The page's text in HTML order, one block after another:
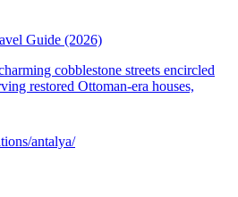
Guide (2026)
cobblestone streets encircled
restored Ottoman-era houses,
antalya/